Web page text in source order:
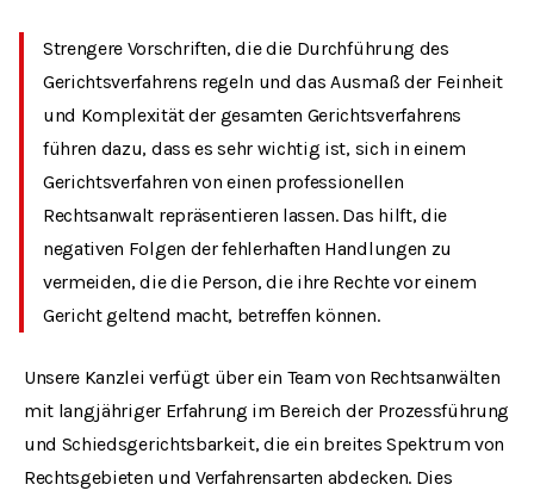
Strengere Vorschriften, die die Durchführung des
Gerichtsverfahrens regeln und das Ausmaß der Feinheit
und Komplexität der gesamten Gerichtsverfahrens
führen dazu, dass es sehr wichtig ist, sich in einem
Gerichtsverfahren von einen professionellen
Rechtsanwalt repräsentieren lassen. Das hilft, die
negativen Folgen der fehlerhaften Handlungen zu
vermeiden, die die Person, die ihre Rechte vor einem
Gericht geltend macht, betreffen können.
Unsere Kanzlei verfügt über ein Team von Rechtsanwälten
mit langjähriger Erfahrung im Bereich der Prozessführung
und Schiedsgerichtsbarkeit, die ein breites Spektrum von
Rechtsgebieten und Verfahrensarten abdecken. Dies